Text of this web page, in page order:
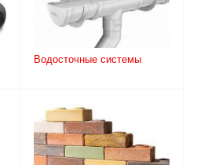
Водосточные системы